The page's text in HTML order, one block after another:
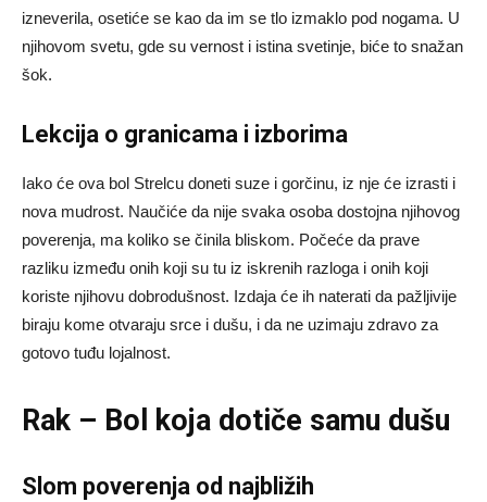
izneverila, osetiće se kao da im se tlo izmaklo pod nogama. U
njihovom svetu, gde su vernost i istina svetinje, biće to snažan
šok.
Lekcija o granicama i izborima
Iako će ova bol Strelcu doneti suze i gorčinu, iz nje će izrasti i
nova mudrost. Naučiće da nije svaka osoba dostojna njihovog
poverenja, ma koliko se činila bliskom. Počeće da prave
razliku između onih koji su tu iz iskrenih razloga i onih koji
koriste njihovu dobrodušnost. Izdaja će ih naterati da pažljivije
biraju kome otvaraju srce i dušu, i da ne uzimaju zdravo za
gotovo tuđu lojalnost.
Rak – Bol koja dotiče samu dušu
Slom poverenja od najbližih